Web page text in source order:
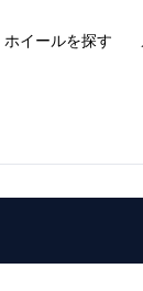
ホイールを探す